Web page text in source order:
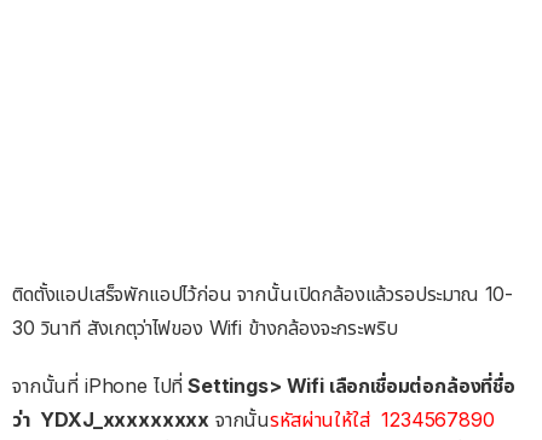
ติดตั้งแอปเสร็จพักแอปไว้ก่อน จากนั้นเปิดกล้องแล้วรอประมาณ 10-
30 วินาที สังเกตุว่าไฟของ Wifi ข้างกล้องจะกระพริบ
จากนั้นที่ iPhone ไปที่ Settings> Wifi เลือกเชื่อมต่อกล้องที่ชื่อ
ว่า YDXJ_xxxxxxxxx จากนั้นรหัสผ่านให้ใส่ 1234567890